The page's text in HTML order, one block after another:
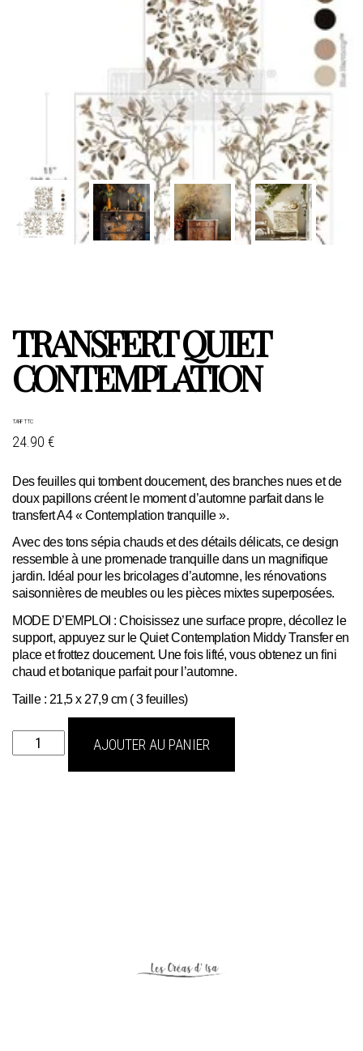
TRANSFERT QUIET
CONTEMPLATION
TARIF TTC
24.90 €
Des feuilles qui tombent doucement, des branches nues et de
doux papillons créent le moment d’automne parfait dans le
transfert A4 « Contemplation tranquille ».
Avec des tons sépia chauds et des détails délicats, ce design
ressemble à une promenade tranquille dans un magnifique
jardin. Idéal pour les bricolages d’automne, les rénovations
saisonnières de meubles ou les pièces mixtes superposées.
MODE D’EMPLOI : Choisissez une surface propre, décollez le
support, appuyez sur le Quiet Contemplation Middy Transfer en
place et frottez doucement. Une fois lifté, vous obtenez un fini
chaud et botanique parfait pour l’automne.
Taille : 21,5 x 27,9 cm ( 3 feuilles)
quantité
de
AJOUTER AU PANIER